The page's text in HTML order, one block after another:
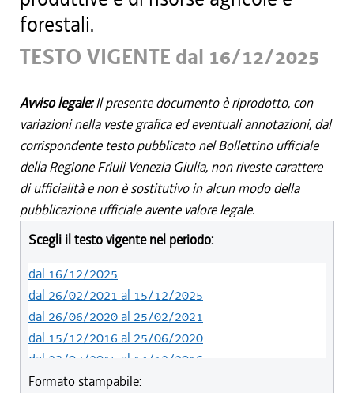
forestali.
TESTO VIGENTE dal 16/12/2025
Avviso legale:Il presente documento è riprodotto, con
variazioni nella veste grafica ed eventuali annotazioni, dal
corrispondente testo pubblicato nel Bollettino ufficiale
della Regione Friuli Venezia Giulia, non riveste carattere
di ufficialità e non è sostitutivo in alcun modo della
pubblicazione ufficiale avente valore legale.
Scegli il testo vigente nel periodo:
dal 16/12/2025
dal 26/02/2021 al 15/12/2025
dal 26/06/2020 al 25/02/2021
dal 15/12/2016 al 25/06/2020
dal 23/07/2015 al 14/12/2016
Formato stampabile: